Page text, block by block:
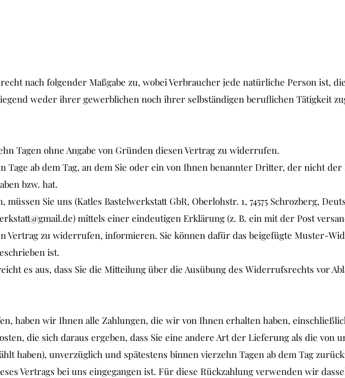
nach folgender Maßgabe zu, wobei Verbraucher jede natürliche Person ist,
weder ihrer gewerblichen noch ihrer selbständigen beruflichen Tätigkeit
Tagen ohne Angabe von Gründen diesen Vertrag zu widerrufen.
ab dem Tag, an dem Sie oder ein von Ihnen benannter Dritter, der nicht
bzw. hat.
Sie uns (Katles Bastelwerkstatt GbR, Oberlohstr. 1, 74575 Schrozberg,
) mittels einer eindeutigen Erklärung (z. B. ein mit der Post
Vertrag zu widerrufen, informieren. Sie können dafür das beigefügte Muster-
ist.
es aus, dass Sie die Mitteilung über die Ausübung des Widerrufsrechts vor
haben wir Ihnen alle Zahlungen, die wir von Ihnen erhalten haben,
die sich daraus ergeben, dass Sie eine andere Art der Lieferung als die von
haben), unverzüglich und spätestens binnen vierzehn Tagen ab dem Tag
Vertrags bei uns eingegangen ist. Für diese Rückzahlung verwenden wir